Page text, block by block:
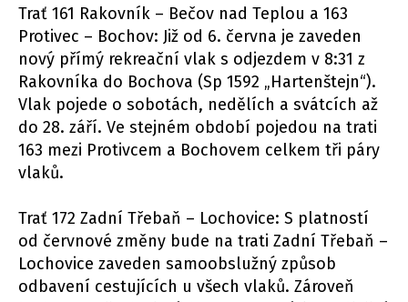
Trať 161 Rakovník – Bečov nad Teplou a 163
Protivec – Bochov: Již od 6. června je zaveden
nový přímý rekreační vlak s odjezdem v 8:31 z
Rakovníka do Bochova (Sp 1592 „Hartenštejn“).
Vlak pojede o sobotách, nedělích a svátcích až
do 28. září. Ve stejném období pojedou na trati
163 mezi Protivcem a Bochovem celkem tři páry
vlaků.
Trať 172 Zadní Třebaň – Lochovice: S platností
od červnové změny bude na trati Zadní Třebaň –
Lochovice zaveden samoobslužný způsob
odbavení cestujících u všech vlaků. Zároveň